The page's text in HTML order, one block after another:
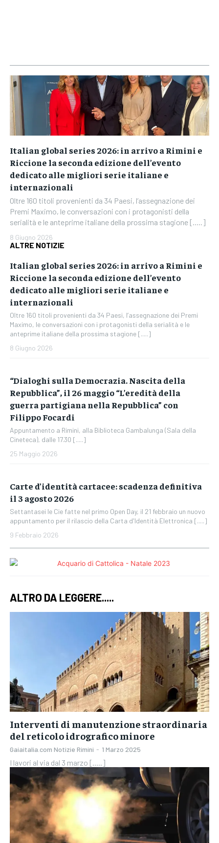
Italian global series 2026: in arrivo a Rimini e
Riccione la seconda edizione dell’evento
dedicato alle migliori serie italiane e
internazionali
Oltre 160 titoli provenienti da 34 Paesi, l’assegnazione dei
Premi Maximo, le conversazioni con i protagonisti della
serialità e le anteprime italiane della prossima stagione [.....]
8 Giugno 2026
ALTRE NOTIZIE
Italian global series 2026: in arrivo a Rimini e
Riccione la seconda edizione dell’evento
dedicato alle migliori serie italiane e
internazionali
Oltre 160 titoli provenienti da 34 Paesi, l’assegnazione dei Premi
Maximo, le conversazioni con i protagonisti della serialità e le
anteprime italiane della prossima stagione [.....]
8 Giugno 2026
“Dialoghi sulla Democrazia. Nascita della
Repubblica”, il 26 maggio “L’eredità della
guerra partigiana nella Repubblica” con
Filippo Focardi
Appuntamento a Rimini, alla Biblioteca Gambalunga (Sala della
Cineteca), dalle 17.30 [.....]
25 Maggio 2026
Carte d’identità cartacee: scadenza definitiva
il 3 agosto 2026
Settantasei le Cie fatte nel primo Open Day, il 21 febbraio un nuovo
appuntamento per il rilascio della Carta d'Identità Elettronica [.....]
9 Febbraio 2026
ALTRO DA LEGGERE.....
Interventi di manutenzione straordinaria
del reticolo idrografico minore
Gaiaitalia.com Notizie Rimini - 1 Marzo 2025
I lavori al via dal 3 marzo [.....]